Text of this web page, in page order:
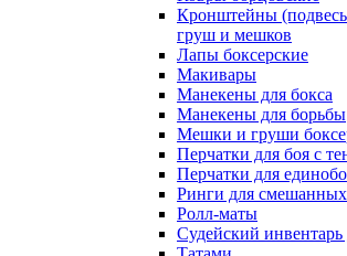
Кронштейны
груш и мешков
Лапы боксерские
Макивары
Манекены для бокса
Манекены для борьбы
Мешки и груши
Перчатки для боя с
Перчатки для
Ринги для смешанных
Ролл-маты
Судейский инвентарь